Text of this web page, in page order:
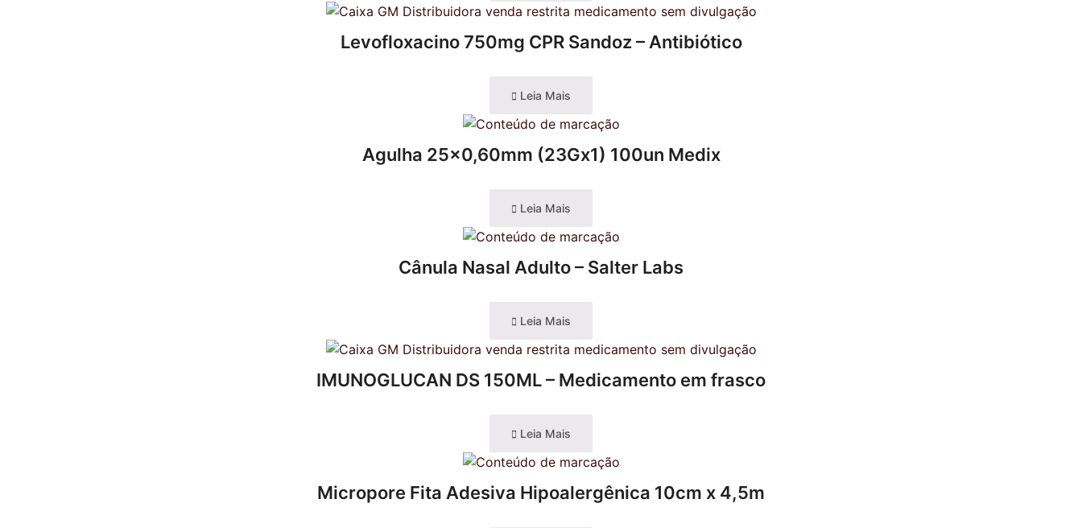
Levofloxacino 750mg CPR Sandoz – Antibiótico
Leia Mais
Agulha 25×0,60mm (23Gx1) 100un Medix
Leia Mais
Cânula Nasal Adulto – Salter Labs
Leia Mais
IMUNOGLUCAN DS 150ML – Medicamento em frasco
Leia Mais
Micropore Fita Adesiva Hipoalergênica 10cm x 4,5m